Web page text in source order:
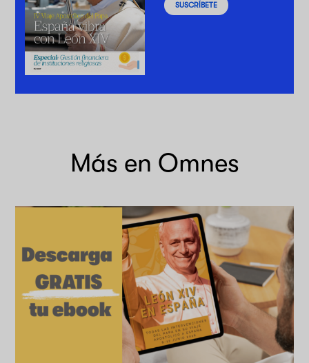
SUSCRÍBETE
Más en Omnes